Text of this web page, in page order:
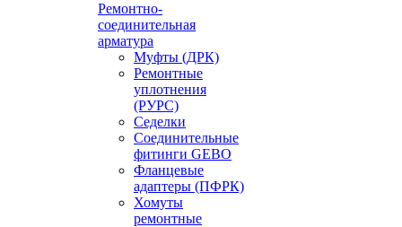
Ремонтно-
соединительная
арматура
Муфты (ДРК)
Ремонтные
уплотнения
(РУРС)
Седелки
Соединительные
фитинги GEBO
Фланцевые
адаптеры (ПФРК)
Хомуты
ремонтные